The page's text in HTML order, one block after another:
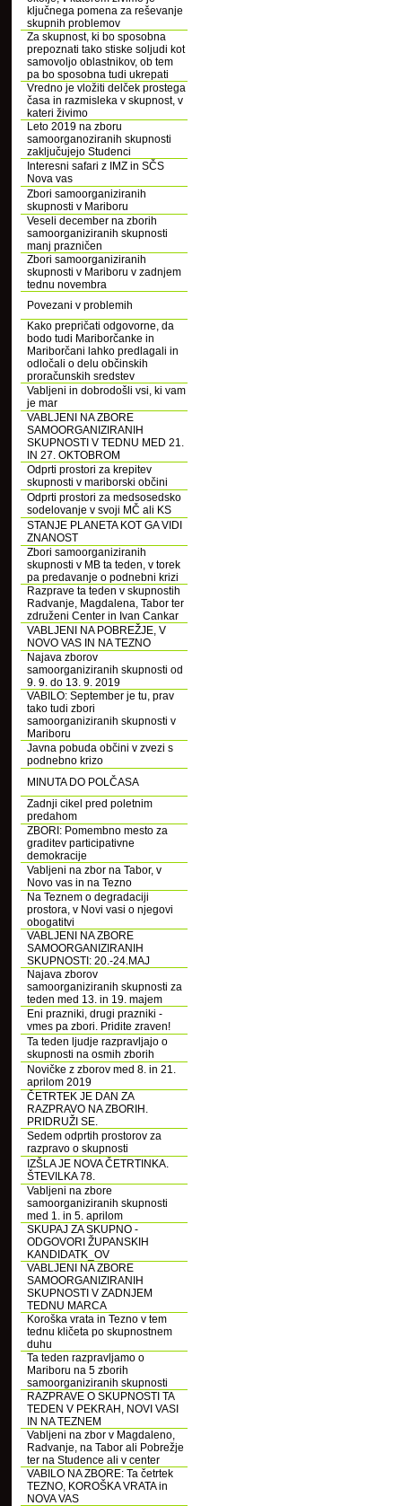
ključnega pomena za reševanje
skupnih problemov
Za skupnost, ki bo sposobna
prepoznati tako stiske soljudi kot
samovoljo oblastnikov, ob tem
pa bo sposobna tudi ukrepati
Vredno je vložiti delček prostega
časa in razmisleka v skupnost, v
kateri živimo
Leto 2019 na zboru
samoorganoziranih skupnosti
zaključujejo Studenci
Interesni safari z IMZ in SČS
Nova vas
Zbori samoorganiziranih
skupnosti v Mariboru
Veseli december na zborih
samoorganiziranih skupnosti
manj prazničen
Zbori samoorganiziranih
skupnosti v Mariboru v zadnjem
tednu novembra
Povezani v problemih
Kako prepričati odgovorne, da
bodo tudi Mariborčanke in
Mariborčani lahko predlagali in
odločali o delu občinskih
proračunskih sredstev
Vabljeni in dobrodošli vsi, ki vam
je mar
VABLJENI NA ZBORE
SAMOORGANIZIRANIH
SKUPNOSTI V TEDNU MED 21.
IN 27. OKTOBROM
Odprti prostori za krepitev
skupnosti v mariborski občini
Odprti prostori za medsosedsko
sodelovanje v svoji MČ ali KS
STANJE PLANETA KOT GA VIDI
ZNANOST
Zbori samoorganiziranih
skupnosti v MB ta teden, v torek
pa predavanje o podnebni krizi
Razprave ta teden v skupnostih
Radvanje, Magdalena, Tabor ter
združeni Center in Ivan Cankar
VABLJENI NA POBREŽJE, V
NOVO VAS IN NA TEZNO
Najava zborov
samoorganiziranih skupnosti od
9. 9. do 13. 9. 2019
VABILO: September je tu, prav
tako tudi zbori
samoorganiziranih skupnosti v
Mariboru
Javna pobuda občini v zvezi s
podnebno krizo
MINUTA DO POLČASA
Zadnji cikel pred poletnim
predahom
ZBORI: Pomembno mesto za
graditev participativne
demokracije
Vabljeni na zbor na Tabor, v
Novo vas in na Tezno
Na Teznem o degradaciji
prostora, v Novi vasi o njegovi
obogatitvi
VABLJENI NA ZBORE
SAMOORGANIZIRANIH
SKUPNOSTI: 20.-24.MAJ
Najava zborov
samoorganiziranih skupnosti za
teden med 13. in 19. majem
Eni prazniki, drugi prazniki -
vmes pa zbori. Pridite zraven!
Ta teden ljudje razpravljajo o
skupnosti na osmih zborih
Novičke z zborov med 8. in 21.
aprilom 2019
ČETRTEK JE DAN ZA
RAZPRAVO NA ZBORIH.
PRIDRUŽI SE.
Sedem odprtih prostorov za
razpravo o skupnosti
IZŠLA JE NOVA ČETRTINKA.
ŠTEVILKA 78.
Vabljeni na zbore
samoorganiziranih skupnosti
med 1. in 5. aprilom
SKUPAJ ZA SKUPNO -
ODGOVORI ŽUPANSKIH
KANDIDATK_OV
VABLJENI NA ZBORE
SAMOORGANIZIRANIH
SKUPNOSTI V ZADNJEM
TEDNU MARCA
Koroška vrata in Tezno v tem
tednu kličeta po skupnostnem
duhu
Ta teden razpravljamo o
Mariboru na 5 zborih
samoorganiziranih skupnosti
RAZPRAVE O SKUPNOSTI TA
TEDEN V PEKRAH, NOVI VASI
IN NA TEZNEM
Vabljeni na zbor v Magdaleno,
Radvanje, na Tabor ali Pobrežje
ter na Studence ali v center
VABILO NA ZBORE: Ta četrtek
TEZNO, KOROŠKA VRATA in
NOVA VAS